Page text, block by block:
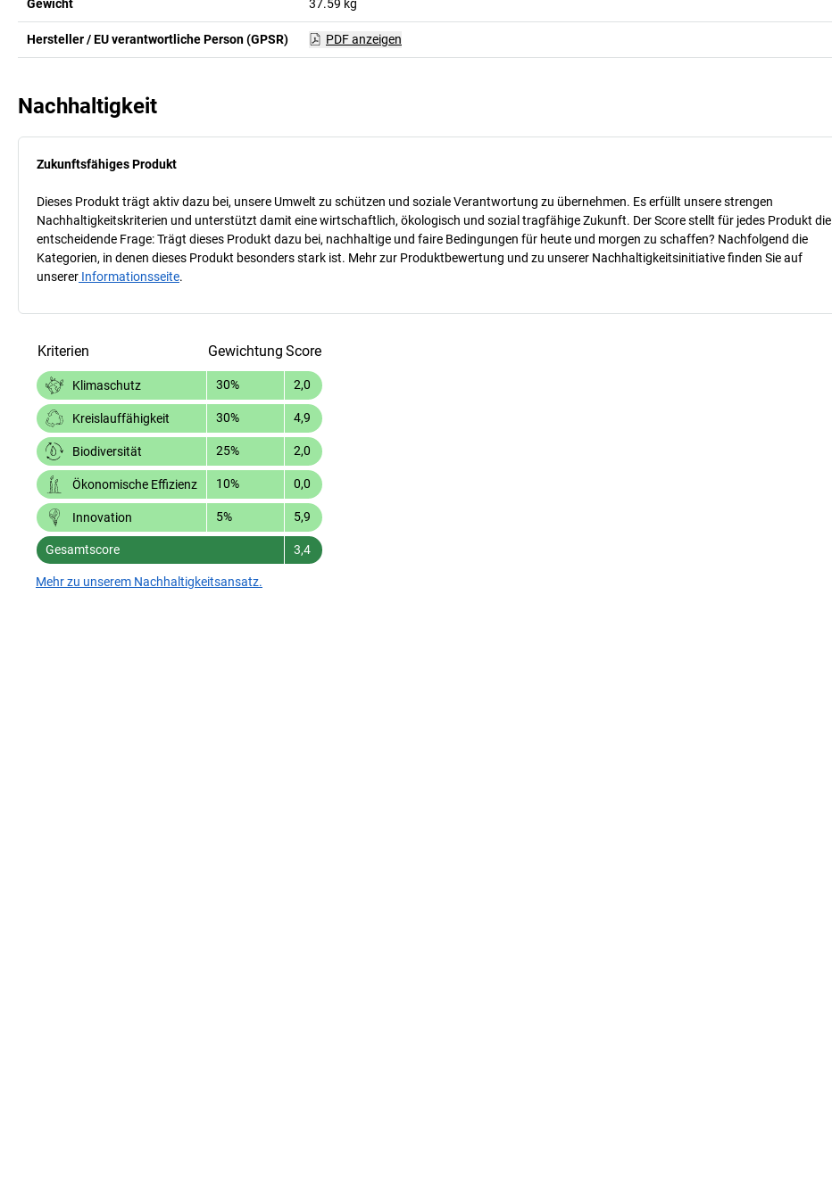
Gewicht 37.59 kg
Hersteller / EU verantwortliche Person (GPSR) PDF anzeigen
Nachhaltigkeit
Zukunftsfähiges Produkt
Dieses Produkt trägt aktiv dazu bei, unsere Umwelt zu schützen und soziale Verantwortung zu übernehmen. Es erfüllt unsere strengen
Nachhaltigkeitskriterien und unterstützt damit eine wirtschaftlich, ökologisch und sozial tragfähige Zukunft. Der Score stellt für jedes Produkt die
entscheidende Frage: Trägt dieses Produkt dazu bei, nachhaltige und faire Bedingungen für heute und morgen zu schaffen? Nachfolgend die
Kategorien, in denen dieses Produkt besonders stark ist. Mehr zur Produktbewertung und zu unserer Nachhaltigkeitsinitiative finden Sie auf
unserer Informationsseite.
Kriterien Gewichtung Score
Klimaschutz 30% 2,0
Kreislauffähigkeit 30% 4,9
Biodiversität 25% 2,0
Ökonomische Effizienz 10% 0,0
Innovation 5% 5,9
Gesamtscore 3,4
Mehr zu unserem Nachhaltigkeitsansatz.